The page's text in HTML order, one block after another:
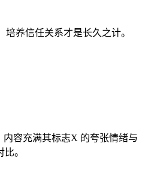
养信任关系才是长久之计。
容充满其标志X 的夸张情绪与
。